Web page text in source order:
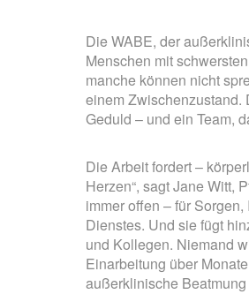
Die WABE, der
Menschen mit
manche können nicht
einem Zwischenzustand.
Geduld – und ein Team,
Die Arbeit fordert –
Herzen“, sagt Jane Witt,
immer offen – für
Dienstes. Und sie fügt
und Kollegen. Niemand
Einarbeitung über
außerklinische